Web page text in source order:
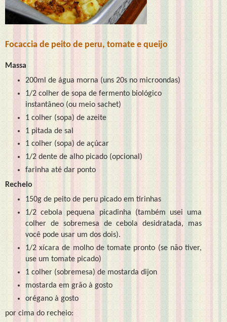
Focaccia de peito de peru, tomate e queijo
Massa
200ml de água morna (uns 20s no microondas)
1/2 colher de sopa de fermento biológico
instantâneo (ou meio sachet)
1 colher (sopa) de azeite
1 pitada de sal
1 colher (sopa) de açúcar
1/2 dente de alho picado (opcional)
farinha até dar ponto
Recheio
150g de peito de peru picado em tirinhas
1/2 cebola pequena picadinha (também usei uma
colher de sobremesa de cebola desidratada, mas
você pode usar um dos dois).
1/2 xícara de molho de tomate pronto (se não tiver,
use um tomate picado)
1 colher (sobremesa) de mostarda dijon
mostarda em grão à gosto
orégano à gosto
por cima do recheio: